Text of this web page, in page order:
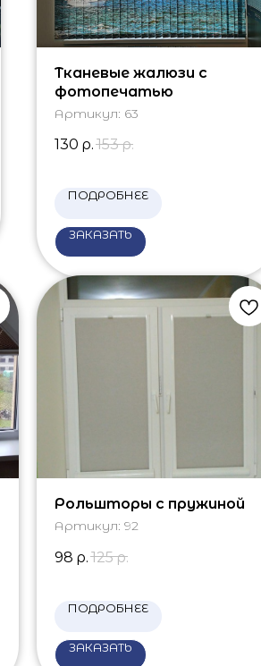
Тканевые жалюзи с
фотопечатью
Артикул: 63
130 р. 153 р.
ПОДРОБНЕЕ
ЗАКАЗАТЬ
Рольшторы с пружиной
Артикул: 92
98 р. 125 р.
ПОДРОБНЕЕ
ЗАКАЗАТЬ